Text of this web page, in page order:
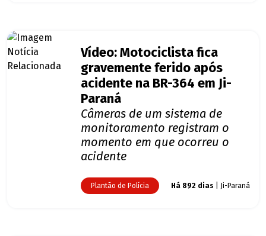
Vídeo: Motociclista fica
gravemente ferido após
acidente na BR-364 em Ji-
Paraná
Câmeras de um sistema de
monitoramento registram o
momento em que ocorreu o
acidente
Plantão de Polícia Há 892 dias | Ji-Paraná